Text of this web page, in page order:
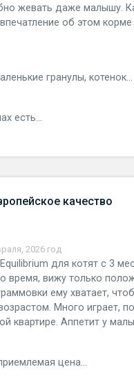
жевать даже малышу.
об этом
гранулы, котенок...
есть...
качество
2026 год
для котят с 3
время, вижу только
ему хватает,
Много играет,
квартире. Аппетит у
цена...